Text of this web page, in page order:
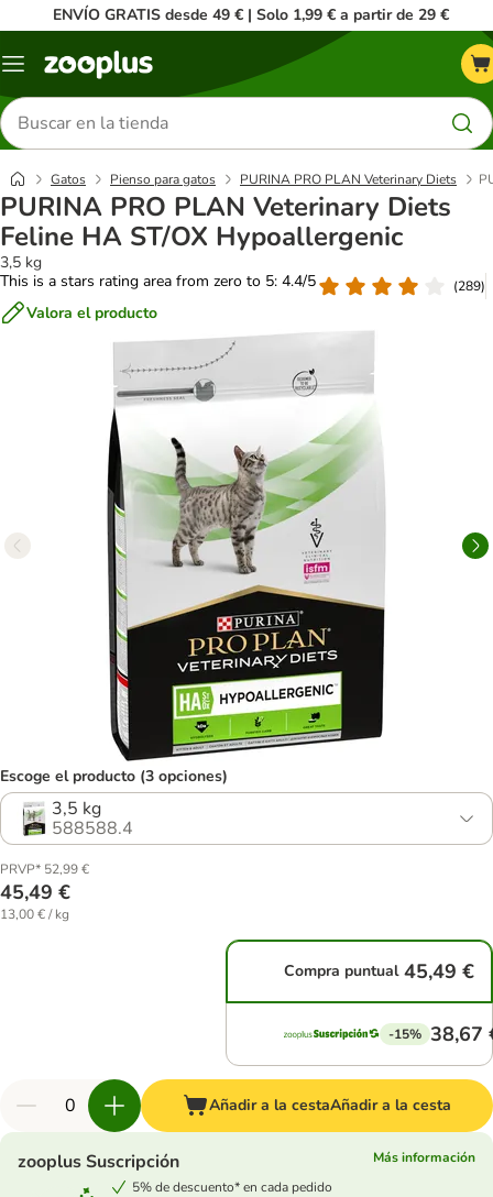
ENVÍO GRATIS desde 49 € | Solo 1,99 € a partir de 29 €
Menú
Buscar
productos
Gatos Pienso para gatos PURINA PRO PLAN Veterinary Diets
PURINA PRO PLAN Veterinary Diets
Feline HA ST/OX Hypoallergenic
3,5 kg
This is a stars rating area from zero to 5: 4.4/5
(289)
Valora el producto
Escoge el producto (3 opciones)
3,5 kg
588588.4
PRVP* 52,99 €
45,49 €
13,00 € / kg
Compra puntual 45,49 €
-15% 38,67
Añadir a la cestaAñadir a la cesta
zooplus Suscripción
Más información
5% de descuento* en cada pedido